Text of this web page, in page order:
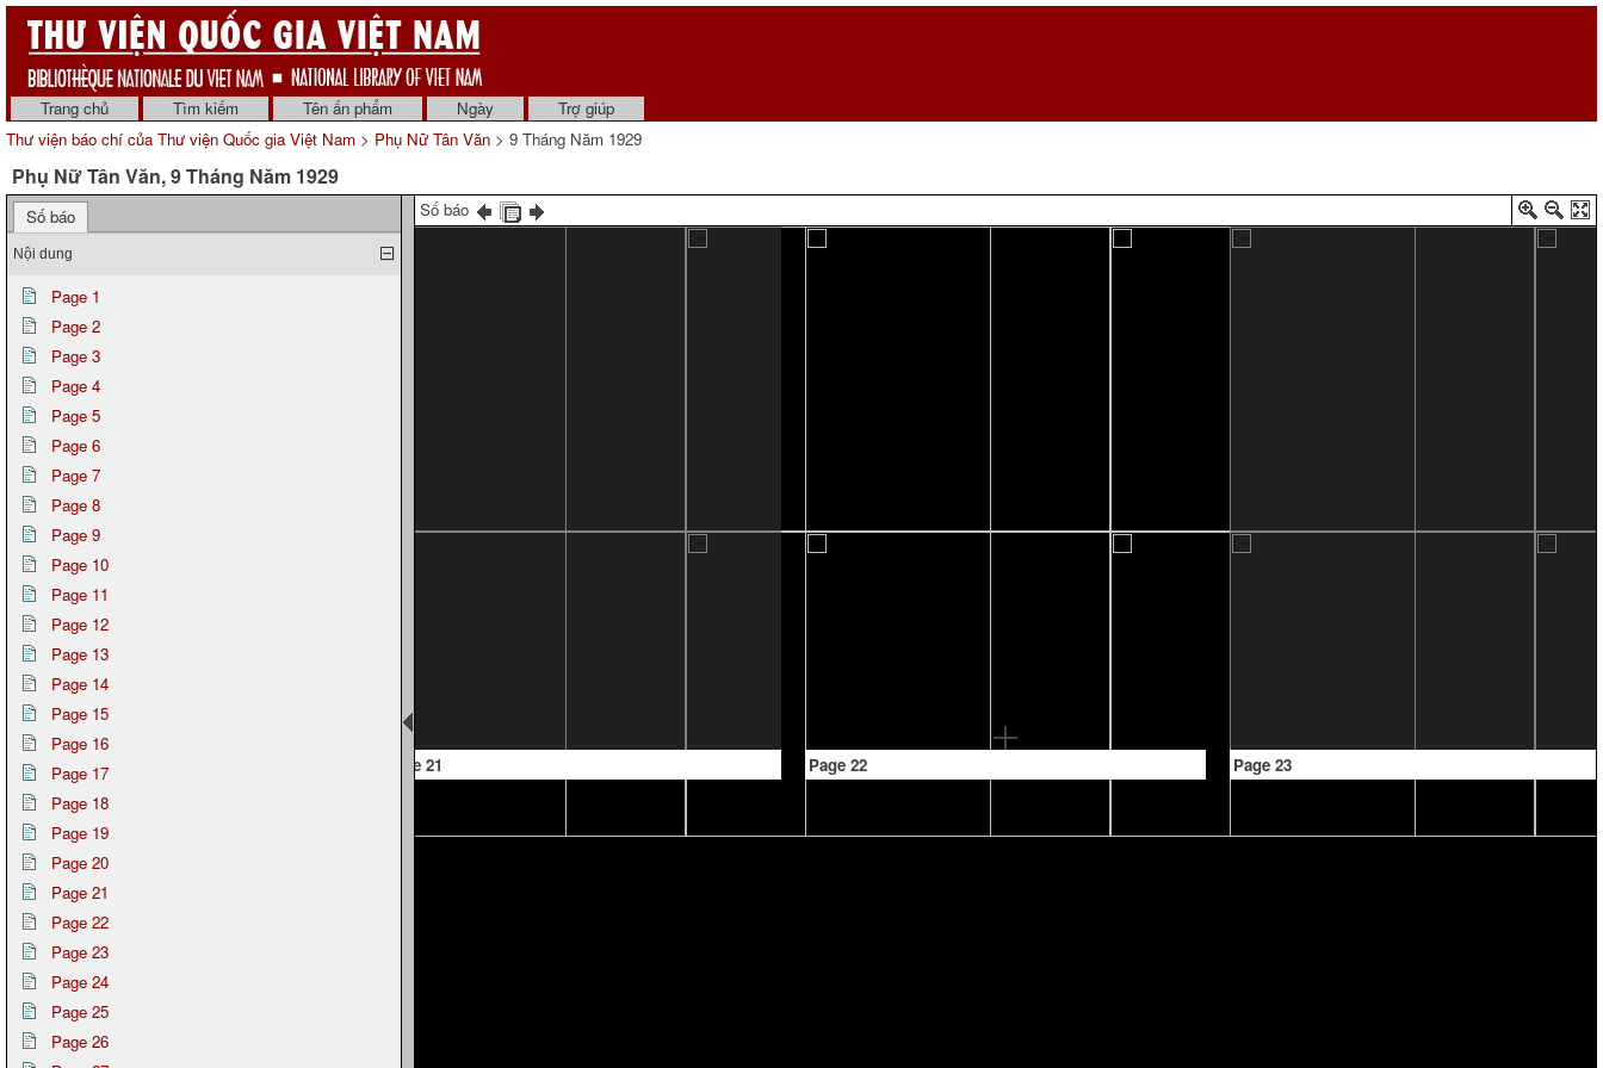
Trang chủ Tìm kiếm Tên ấn phẩm Ngày
Trợ giúp
Thư viện báo chí của Thư viện Quốc gia Việt Nam > Phụ Nữ Tân Văn > 9 Tháng Năm 1929
Phụ Nữ Tân Văn, 9 Tháng Năm 1929
Số báo
Nội dung
Page 1
Page 2
Page 3
Page 4
Page 5
Page 6
Page 7
Page 8
Page 9
Page 10
Page 11
Page 12
Page 13
Page 14
Page 15
Page 16
Page 17
Page 18
Page 19
Page 20
Page 21
Page 22
Page 23
Page 24
Page 25
Page 26
Số báo
Page 21 Page 22 Page 23